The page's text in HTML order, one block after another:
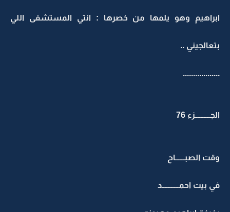
ابراهيم وهو يلمها من خصرها : انتي المستشفى اللي
بتعالجيني ..
..................
الجــــــــــزء 76
وقت الصبــــــاح
في بيت احمـــــــــــد